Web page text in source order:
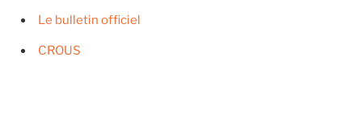
Le bulletin officiel
CROUS